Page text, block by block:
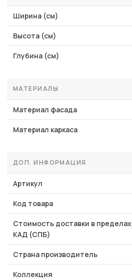
Ширина (см)
Высота (см)
Глубина (см)
МАТЕРИАЛЫ
Материал фасада
Материал каркаса
ДОП. ИНФОРМАЦИЯ
Артикул
Код товара
Стоимость доставки в пределах
КАД (СПБ)
Страна производитель
Коллекция